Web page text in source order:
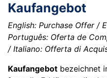
Kaufangebot
English: Purchase Offer /
Português: Oferta de
/ Italiano: Offerta di
Kaufangebot bezeichnet